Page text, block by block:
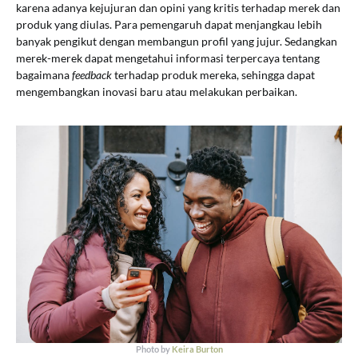
karena adanya kejujuran dan opini yang kritis terhadap merek dan
produk yang diulas. Para pemengaruh dapat menjangkau lebih
banyak pengikut dengan membangun profil yang jujur. Sedangkan
merek-merek dapat mengetahui informasi terpercaya tentang
bagaimanafeedbackterhadap produk mereka, sehingga dapat
mengembangkan inovasi baru atau melakukan perbaikan.
Photo by Keira Burton